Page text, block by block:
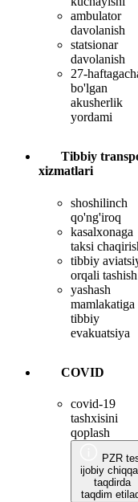
ambulator
davolanish
statsionar
davolanish
27-
bo'lgan
akusherlik
yordami
Tibbiy
xizmatlari
shoshilinch
qo'ng'iroq
kasalxonaga
taksi
tibbiy
orqali tashish
yashash
mamlakatiga
tibbiy
evakuatsiya
COVID
covid-19
tashxisini
qoplash
PZR
ijobiy
taqdirda
taqdim